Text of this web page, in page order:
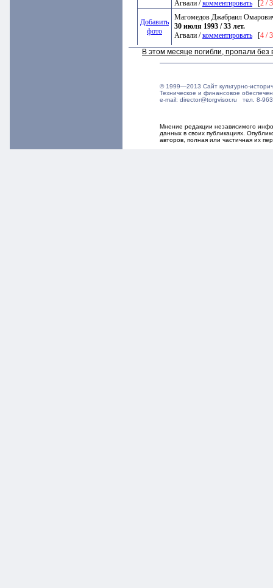
Агвали /комментировать [2 /
Добавить
фото
Магомедов Джабраил
30 июля 1993 / 33 лет.
Агвали /комментировать [4 /
В этом месяце погибли, пропали
© 1999—2013 Сайт культурно-
Техническое и финансовое
e-mail: director@torgvisor.ru тел. 8-
Мнение редакции независимого
данных в своих публикациях.
авторов, полная или частичная их